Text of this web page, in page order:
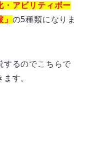
・アビリティボー
の5種類になりま
するのでこちらで
す。